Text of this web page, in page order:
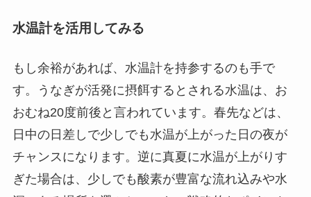
水温計を活用してみる
もし余裕があれば、水温計を持参するのも手で
す。うなぎが活発に摂餌するとされる水温は、お
おむね20度前後と言われています。春先などは、
日中の日差しで少しでも水温が上がった日の夜が
チャンスになります。逆に真夏に水温が上がりす
ぎた場合は、少しでも酸素が豊富な流れ込みや水